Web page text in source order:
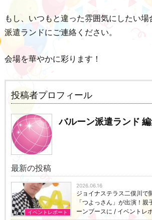
もし、いつもと違った雰囲気にしたい
派遣ランドにご連絡ください。
会場を華やかに彩ります！
投稿者プロフィール
バルーン派遣ランド
最新の投稿
イベントレポート
2026.06.16
ジョイナステラス二俣川で
「つよっさん」が出演！
ーンブースに / イベントレ